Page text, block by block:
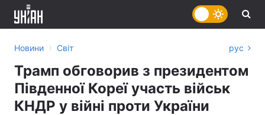
Новини › Світ рус
Трамп обговорив з президентом
Південної Кореї участь військ
КНДР у війні проти України